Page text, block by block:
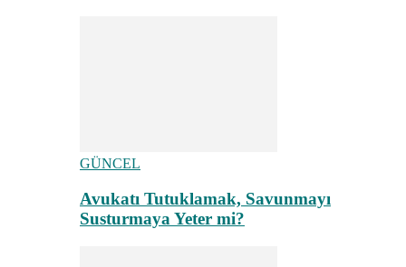
GÜNCEL
Avukatı Tutuklamak, Savunmayı
Susturmaya Yeter mi?